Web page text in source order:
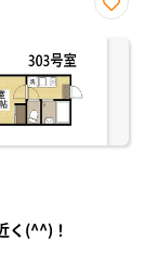
に入
く(^^)！